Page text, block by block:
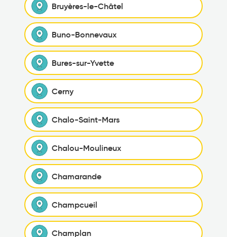
Bruyères-le-Châtel
Buno-Bonnevaux
Bures-sur-Yvette
Cerny
Chalo-Saint-Mars
Chalou-Moulineux
Chamarande
Champcueil
Champlan